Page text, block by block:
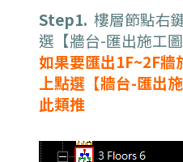
Step1. 樓層節點右
選【牆台-匯出施工圖
如果要匯出1F~2F牆
上點選【牆台-匯出
此類推